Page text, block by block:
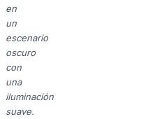
en
un
escenario
oscuro
con
una
iluminación
suave.